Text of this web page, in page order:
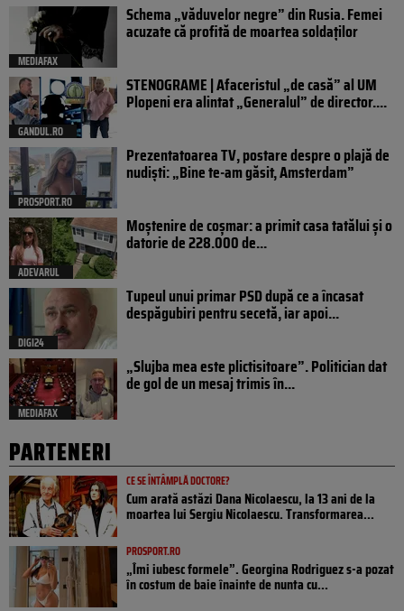
MEDIAFAX
Schema „văduvelor negre” din Rusia. Femei
acuzate că profită de moartea soldaților
GANDUL.RO
STENOGRAME | Afaceristul „de casă” al UM
Plopeni era alintat „Generalul” de director....
PROSPORT.RO
Prezentatoarea TV, postare despre o plajă de
nudiști: „Bine te-am găsit, Amsterdam”
ADEVARUL
Moștenire de coșmar: a primit casa tatălui și o
datorie de 228.000 de...
DIGI24
Tupeul unui primar PSD după ce a încasat
despăgubiri pentru secetă, iar apoi...
MEDIAFAX
„Slujba mea este plictisitoare”. Politician dat
de gol de un mesaj trimis în...
PARTENERI
CE SE ÎNTÂMPLĂ DOCTORE?
Cum arată astăzi Dana Nicolaescu, la 13 ani de la
moartea lui Sergiu Nicolaescu. Transformarea...
PROSPORT.RO
„Îmi iubesc formele”. Georgina Rodriguez s-a pozat
în costum de baie înainte de nunta cu...